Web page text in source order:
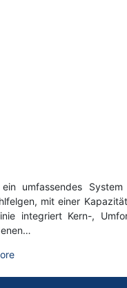
umfassendes
mit einer
integriert Kern-,